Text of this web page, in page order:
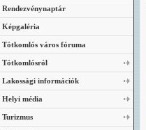
Rendezvénynaptár
Képgaléria
Tótkomlós város fóruma
Tótkomlósról
Lakossági információk
Helyi média
Turizmus